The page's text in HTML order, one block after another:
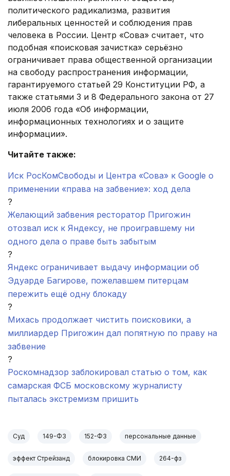
политического радикализма, развития
либеральных ценностей и соблюдения прав
человека в России. Центр «Сова» считает, что
подобная «поисковая зачистка» серьёзно
ограничивает права общественной организации
на свободу распространения информации,
гарантируемого статьей 29 Конституции РФ, а
также статьями 3 и 8 Федерального закона от 27
июля 2006 года «Об информации,
информационных технологиях и о защите
информации».
Читайте также:
Иск РосКомСвободы и Центра «Сова» к Google о
применении «права на забвение»: ход дела
?
Желающий забвения ресторатор Пригожин
отозвал иск к Яндексу, не проигравшему ни
одного дела о праве быть забытым
?
Яндекс ограничивает выдачу информации об
Эдуарде Багирове, пожелавшем питерцам
пережить ещё одну блокаду
?
Михась продолжает чистить поисковики, а
миллиардер Пригожин дал попятную по праву на
забвение
?
Роскомнадзор заблокировал статью о том, как
самарская ФСБ московскому журналисту
пыталась экстремизм пришить
Суд 149-ФЗ 152-ФЗ персональные данные
эффект Стрейзанд блокировка СМИ 264-фз